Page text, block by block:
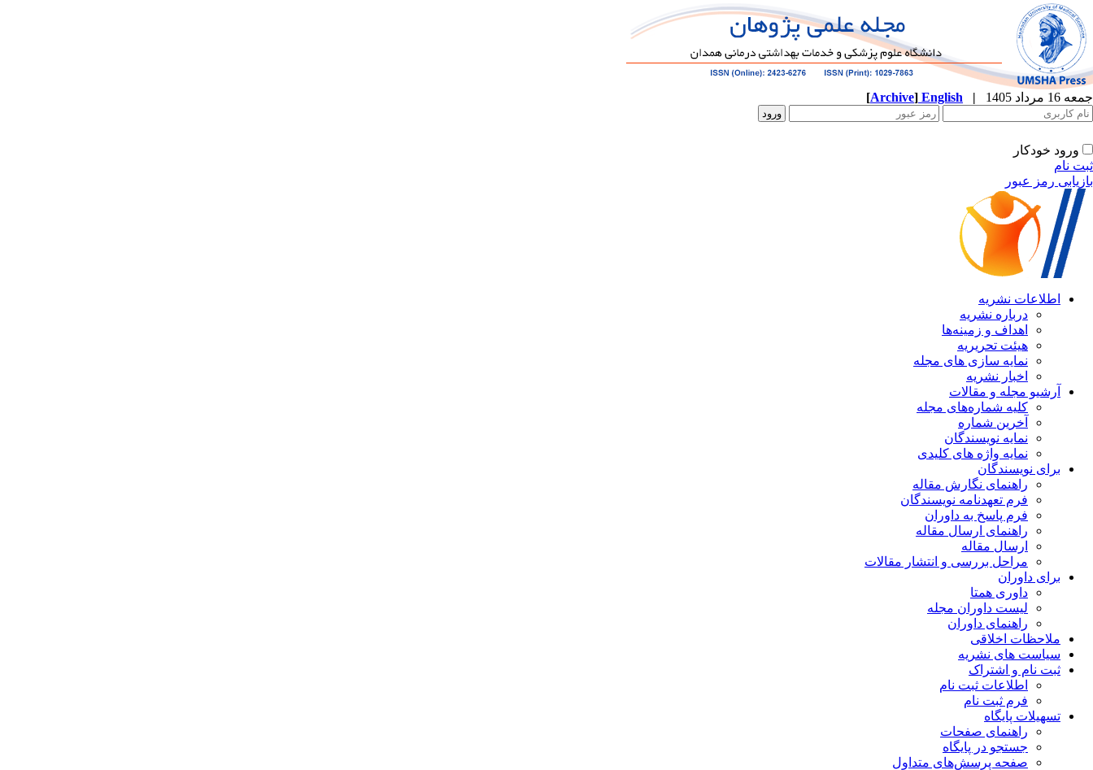
جمعه 16 مرداد 1405 |
English
[Archive]
ورود خودکار
ثبت نام
بازیابی رمز عبور
اطلاعات نشریه
درباره نشریه
اهداف و زمینه‌ها
هیئت تحریریه
نمایه سازی های مجله
اخبار نشریه
آرشیو مجله و مقالات
کلیه شماره‌های مجله
آخرین شماره
نمایه نویسندگان
نمایه واژه های کلیدی
برای نویسندگان
راهنمای نگارش مقاله
فرم تعهدنامه نویسندگان
فرم پاسخ به داوران
راهنمای ارسال مقاله
ارسال مقاله
مراحل بررسی و انتشار مقالات
برای داوران
داوری همتا
لیست داوران مجله
راهنمای داوران
ملاحظات اخلاقی
سیاست های نشریه
ثبت نام و اشتراک
اطلاعات ثبت نام
فرم ثبت نام
تسهیلات پایگاه
راهنمای صفحات
جستجو در پایگاه
صفحه پرسش‌های متداول